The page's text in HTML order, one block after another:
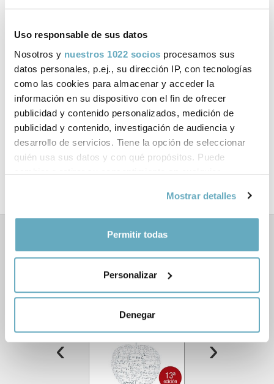
Uso responsable de sus datos
Nosotros y nuestros 1022 socios procesamos sus
datos personales, p.ej., su dirección IP, con tecnologías
como las cookies para almacenar y acceder la
información en su dispositivo con el fin de ofrecer
publicidad y contenido personalizados, medición de
publicidad y contenido, investigación de audiencia y
desarrollo de servicios. Tiene la opción de seleccionar
quién usa sus datos y con qué propósitos. Puede
cambiar o retirar su consentimiento en cualquier
Si lo permite, también quisiéramos:
geográfica que puede tener una precisión de varios
Identificar su dispositivo analizándolo activamente
datos personales y establezca sus preferencias en la
. Puede cambiar o retirar su
Mostrar detalles
Permitir todas
Personalizar
Denegar
ISBN:978-84-19271-32-7
Páginas: 304
Tema: Ciencia
Formato: 140 x 220 mm
Año de publicación: Febrero 2023
‹ ›